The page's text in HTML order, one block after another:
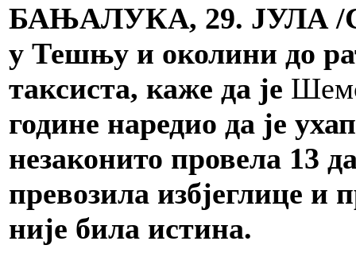
БАЊАЛУКА, 29. ЈУЛА
у Тешњу и околини до
таксиста, каже да је
године наредио да је
незаконито провела 13
превозила избјеглице
није била истина.